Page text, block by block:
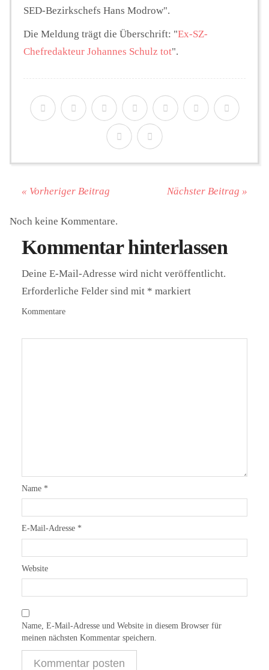
Unterstützen
SED-Bezirkschefs Hans Modrow".
Die Meldung trägt die Überschrift: "Ex-SZ-
Chefredakteur Johannes Schulz tot".
« Vorheriger Beitrag Nächster Beitrag »
Noch keine Kommentare.
Kommentar hinterlassen
Deine E-Mail-Adresse wird nicht veröffentlicht.
Erforderliche Felder sind mit * markiert
Kommentare
Name *
E-Mail-Adresse *
Website
Name, E-Mail-Adresse und Website in diesem Browser für
meinen nächsten Kommentar speichern.